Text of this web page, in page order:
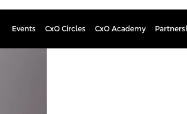
Events CxO Circles CxO Academy